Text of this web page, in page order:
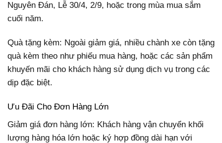
Nguyên Đán, Lễ 30/4, 2/9, hoặc trong mùa mua sắm
cuối năm.
Quà tặng kèm: Ngoài giảm giá, nhiều chành xe còn tặng
quà kèm theo như phiếu mua hàng, hoặc các sản phẩm
khuyến mãi cho khách hàng sử dụng dịch vụ trong các
dịp đặc biệt.
Ưu Đãi Cho Đơn Hàng Lớn
Giảm giá đơn hàng lớn: Khách hàng vận chuyển khối
lượng hàng hóa lớn hoặc ký hợp đồng dài hạn với